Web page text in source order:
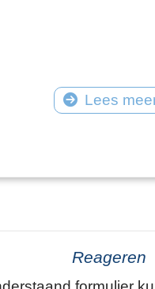
Lees
Reageren